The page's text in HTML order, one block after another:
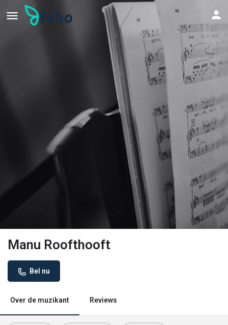
Manu Roofthooft
Bel nu
Over de muzikant Reviews